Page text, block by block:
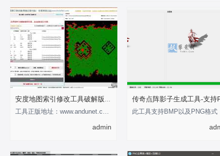
安度地图索引修改工具破解版-支持0-255
工具正版地址：www.andunet.com 制作不易，有经济基础的支持正版软件 以下为正版截
admin